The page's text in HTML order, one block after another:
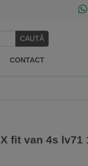
CAUTĂ
CONTACT
fit van 4s lv71